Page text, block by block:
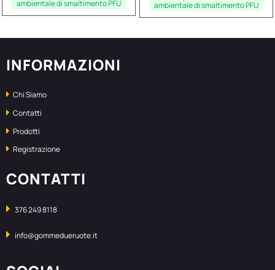
ambientale di smaltimento PFU
ambientale di smaltimento PFU
INFORMAZIONI
Chi Siamo
Contatti
Prodotti
Registrazione
CONTATTI
376 249 8118
info@gommedueruote.it